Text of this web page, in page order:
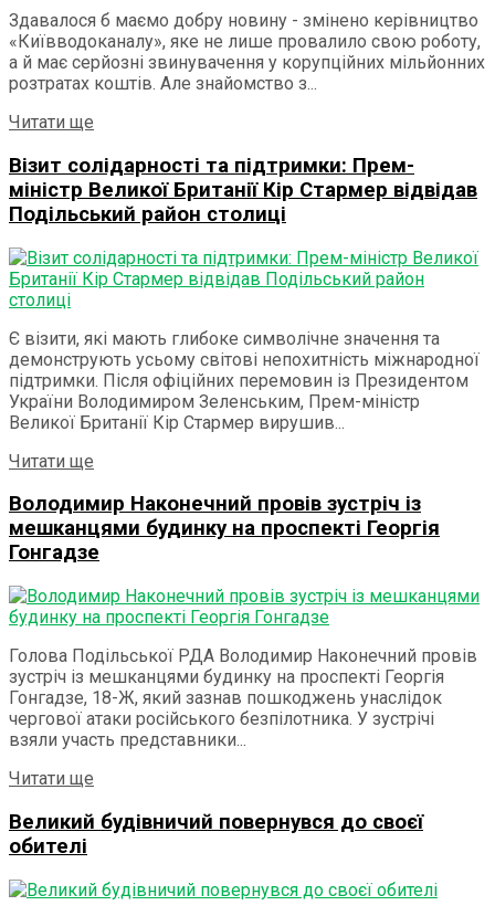
Здавалося б маємо добру новину - змінено керівництво
«Київводоканалу», яке не лише провалило свою роботу,
а й має серйозні звинувачення у корупційних мільйонних
розтратах коштів. Але знайомство з...
Читати ще
Візит солідарності та підтримки: Прем-
міністр Великої Британії Кір Стармер відвідав
Подільський район столиці
Є візити, які мають глибоке символічне значення та
демонструють усьому світові непохитність міжнародної
підтримки. Після офіційних перемовин із Президентом
України Володимиром Зеленським, Прем-міністр
Великої Британії Кір Стармер вирушив...
Читати ще
Володимир Наконечний провів зустріч із
мешканцями будинку на проспекті Георгія
Гонгадзе
Голова Подільської РДА Володимир Наконечний провів
зустріч із мешканцями будинку на проспекті Георгія
Гонгадзе, 18-Ж, який зазнав пошкоджень унаслідок
чергової атаки російського безпілотника. У зустрічі
взяли участь представники...
Читати ще
Великий будівничий повернувся до своєї
обителі